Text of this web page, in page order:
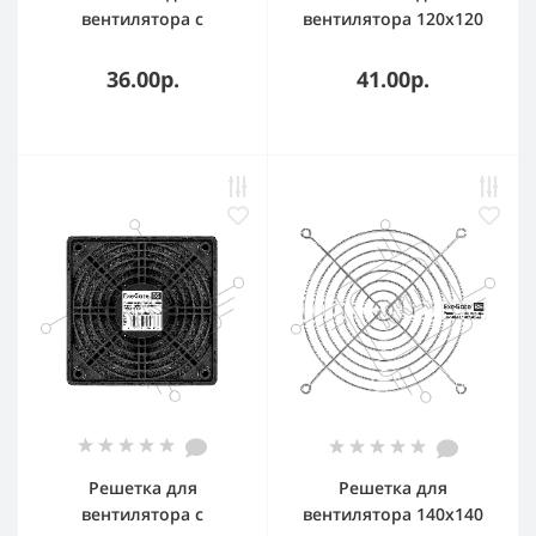
вентилятора с
ExeGate EG-080PSFB
(80x80 мм,
36.00р.
вентилятора 120x120
(120x120 мм,
металлическая,
41.00р.
Решетка для
вентилятора с
Решетка для
вентилятора 140x140